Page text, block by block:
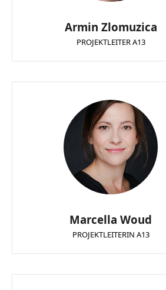
Armin Zlomuzica
PROJEKTLEITER A13
Marcella Woud
PROJEKTLEITERIN A13